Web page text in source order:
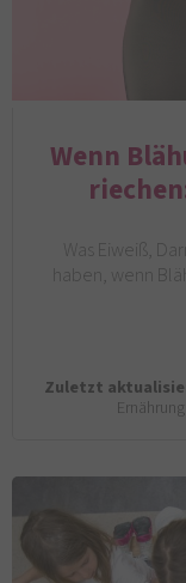
Wenn
Was Eiweiß,
haben, wenn
Zuletzt